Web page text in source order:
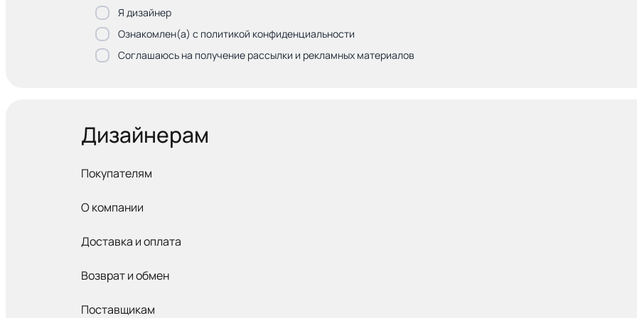
Я дизайнер
Ознакомлен(а) с политикой конфиденциальности
Соглашаюсь на получение рассылки и рекламных материалов
Дизайнерам
Покупателям
О компании
Доставка и оплата
Возврат и обмен
Поставщикам